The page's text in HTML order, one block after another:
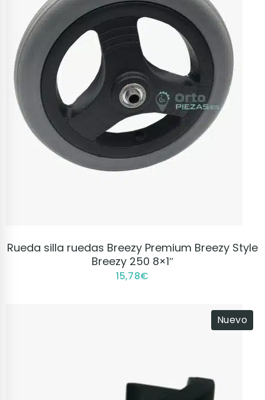
VER PRODUCTO
Rueda silla ruedas Breezy Premium Breezy Style
Breezy 250 8×1″
15,78€
Nuevo